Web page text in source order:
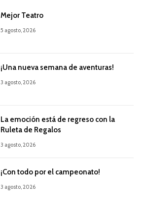
Mejor Teatro
5 agosto, 2026
¡Una nueva semana de aventuras!
3 agosto, 2026
La emoción está de regreso con la
Ruleta de Regalos
3 agosto, 2026
¡Con todo por el campeonato!
3 agosto, 2026